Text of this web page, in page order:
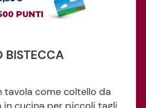
BISTECCA
tavola come coltello da
in cucina per piccoli tagli